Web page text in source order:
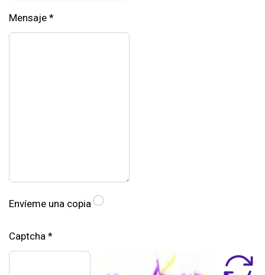
Mensaje *
Envíeme una copia
Captcha *